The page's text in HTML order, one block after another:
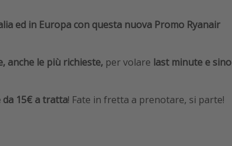
ed in Europa con questa nuova Promo Ryanair
anche le più richieste, per volare last minute e sino
15€ a tratta! Fate in fretta a prenotare, si parte!